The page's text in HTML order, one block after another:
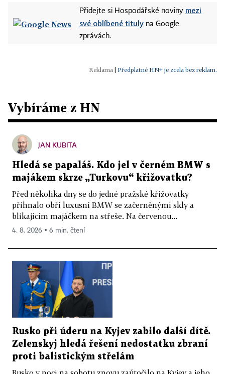
Přidejte si Hospodářské noviny mezi
své oblíbené tituly na Google
zprávách.
Předplatné HN+ je zcela bez reklam.
Vybíráme z HN
JAN KUBITA
Hledá se papaláš. Kdo jel v černém BMW s
majákem skrze „Turkovu“ křižovatku?
Před několika dny se do jedné pražské křižovatky
přihnalo obří luxusní BMW se začerněnými skly a
blikajícím majáčkem na střeše. Na červenou...
4. 8. 2026 ▪ 6 min. čtení
Rusko při úderu na Kyjev zabilo další dítě.
Zelenskyj hledá řešení nedostatku zbraní
proti balistickým střelám